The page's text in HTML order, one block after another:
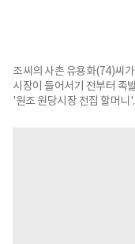
조씨의 사촌 유용화(74)씨
시장이 들어서기 전부터 족
'원조 원당시장 전집 할머니